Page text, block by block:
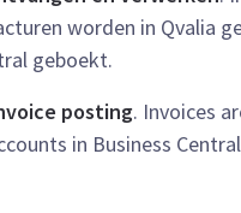
worden in Qvalia
geboekt.
posting. Invoices
in Business